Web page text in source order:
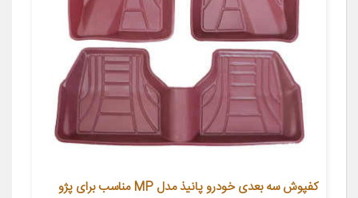
کفپوش سه بعدی خودرو پانیذ مدل MP مناسب برای پژو